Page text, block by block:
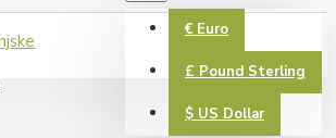
€ Euro
£ Pound Sterling
$ US Dollar